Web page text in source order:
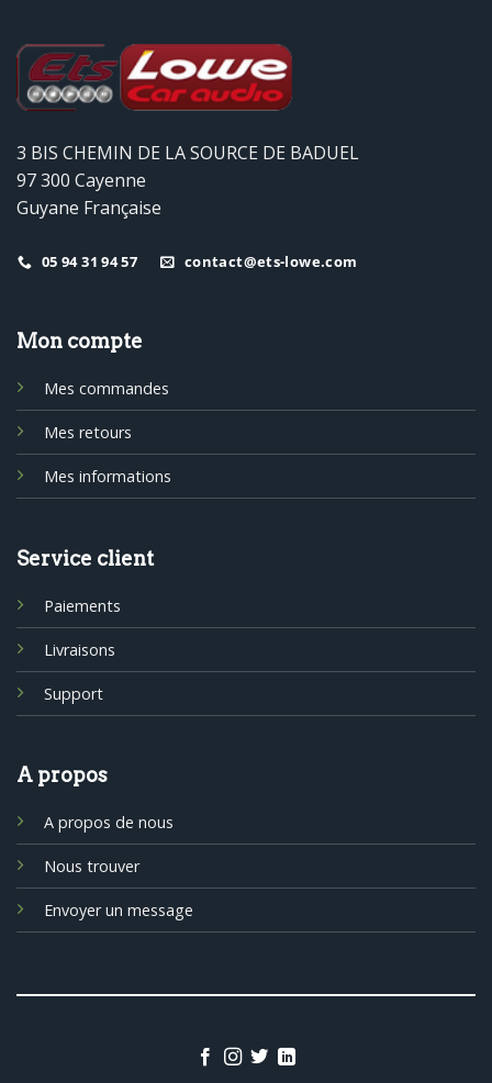
3 BIS CHEMIN DE LA SOURCE DE BADUEL
97 300 Cayenne
Guyane Française
05 94 31 94 57 contact@ets-lowe.com
Mon compte
Mes commandes
Mes retours
Mes informations
Service client
Paiements
Livraisons
Support
A propos
A propos de nous
Nous trouver
Envoyer un message